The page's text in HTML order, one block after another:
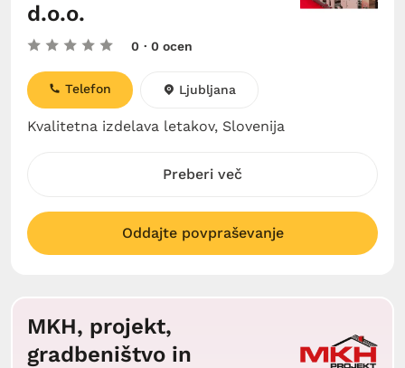
d.o.o.
0 · 0 ocen
Kvalitetna izdelava letakov, Slovenija
Telefon Ljubljana
Preberi več
Oddajte povpraševanje
MKH, projekt,
gradbeništvo in